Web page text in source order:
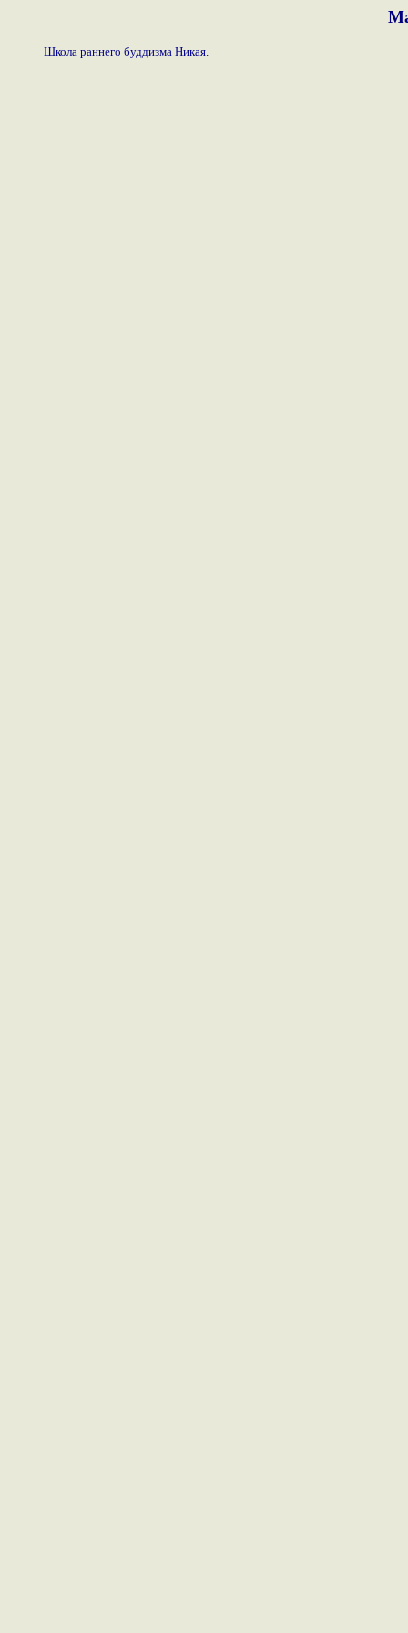
Школа раннего буддизма Никая.